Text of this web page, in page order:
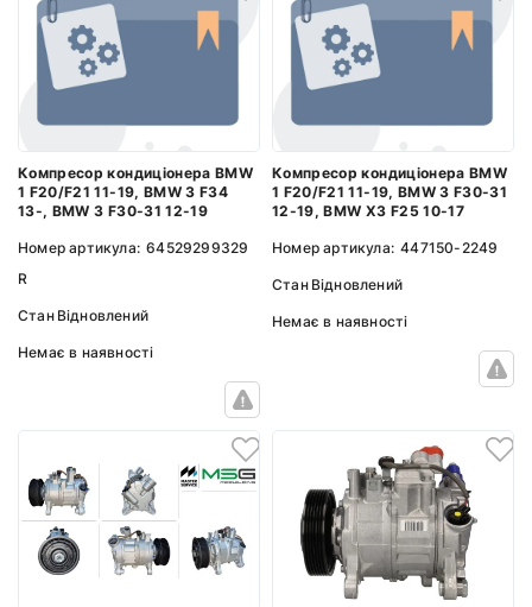
Компресор кондиціонера BMW
1 F20/F21 11-19, BMW 3 F34
13-, BMW 3 F30-31 12-19
Номер артикула: 64529299329
R
Стан Відновлений
Немає в наявності
Компресор кондиціонера BMW
1 F20/F21 11-19, BMW 3 F30-31
12-19, BMW X3 F25 10-17
Номер артикула: 447150-2249
Стан Відновлений
Немає в наявності